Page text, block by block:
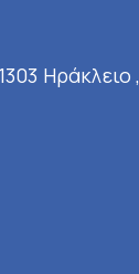
Ηράκλειο ,